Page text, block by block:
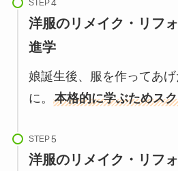
STEP
洋服のリメイク・リフ
進学
娘誕生後、服を作ってあ
に。 本格的に学ぶためス
STEP
洋服のリメイク・リフ